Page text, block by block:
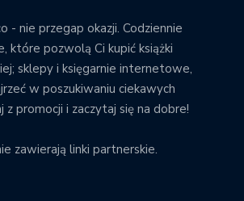
- nie przegap okazji. Codziennie
które pozwolą Ci kupić książki
sklepy i księgarnie internetowe,
w poszukiwaniu ciekawych
promocji i zaczytaj się na dobre!
zawierają linki partnerskie.